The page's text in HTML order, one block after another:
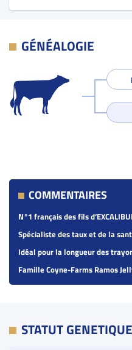
GÉNÉALOGIE
COMMENTAIRES
N°1 français des fils
Spécialiste des taux et de la
Idéal pour la longueur des
Famille Coyne-Farms Ramos
STATUT GENETIQUE